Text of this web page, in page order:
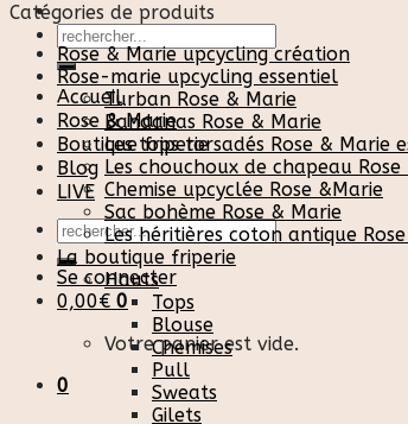
Recherche
pour :
Accueil
Rose & Marie
Boutique friperie
Blog
LIVE
Recherche
pour :
Se connecter
0,00€ 0
Votre panier est vide.
0
Catégories de produits
Rose & Marie upcycling création
Rose-marie upcycling essentiel
Turban Rose & Marie
Bandanas Rose & Marie
Les tops torsadés Rose & Marie
Les chouchoux de chapeau
Chemise upcyclée Rose &Marie
Sac bohème Rose & Marie
Les héritières coton antique
La boutique friperie
Hauts
Tops
Blouse
Chemises
Pull
Sweats
Gilets